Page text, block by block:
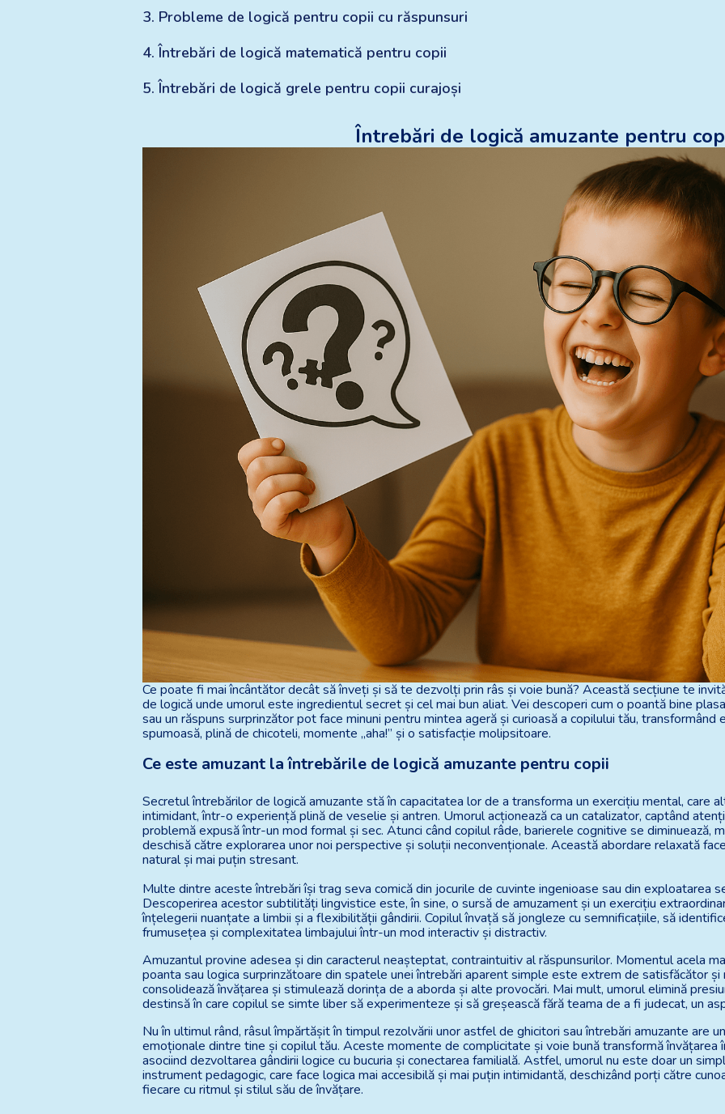
3. Probleme de logică pentru copii cu răspunsuri
4.Întrebări de logică matematică pentru copii
5.Întrebări de logică grele pentru copii curajoși
Întrebări de logică amuzante pentru
Ce poate fi mai încântător decât să înveți și să te dezvolți prin râs și voie bună? Această secțiune te
de logică unde umorul este ingredientul secret și cel mai bun aliat. Vei descoperi cum o poantă bine
sau un răspuns surprinzător pot face minuni pentru mintea ageră și curioasă a copilului tău,
spumoasă, plină de chicoteli, momente „aha!” și o satisfacție molipsitoare.
Ce este amuzant la întrebările de logică amuzante pentru copii
Secretul întrebărilor de logică amuzante stă în capacitatea lor de a transforma un exercițiu mental, care
intimidant, într-o experiență plină de veselie și antren. Umorul acționează ca un catalizator, captând
problemă expusă într-un mod formal și sec. Atunci când copilul râde, barierele cognitive se diminuează,
deschisă către explorarea unor noi perspective și soluții neconvenționale. Această abordare relaxată
natural și mai puțin stresant.
Multe dintre aceste întrebări își trag seva comică din jocurile de cuvinte ingenioase sau din exploatarea
Descoperirea acestor subtilități lingvistice este, în sine, o sursă de amuzament și un exercițiu
înțelegerii nuanțate a limbii și a flexibilității gândirii. Copilul învață să jongleze cu semnificațiile, să
frumusețea și complexitatea limbajului într-un mod interactiv și distractiv.
Amuzantul provine adesea și din caracterul neașteptat, contraintuitiv al răspunsurilor. Momentul acela
poanta sau logica surprinzătoare din spatele unei întrebări aparent simple este extrem de satisfăcător și
consolidează învățarea și stimulează dorința de a aborda și alte provocări. Mai mult, umorul elimină
destinsă în care copilul se simte liber să experimenteze și să greșească fără teama de a fi judecat, un
Nu în ultimul rând, râsul împărtășit în timpul rezolvării unor astfel de ghicitori sau întrebări amuzante are
emoționale dintre tine și copilul tău. Aceste momente de complicitate și voie bună transformă învățarea
asociind dezvoltarea gândirii logice cu bucuria și conectarea familială. Astfel, umorul nu este doar un
instrument pedagogic, care face logica mai accesibilă și mai puțin intimidantă, deschizând porți către
fiecare cu ritmul și stilul său de învățare.